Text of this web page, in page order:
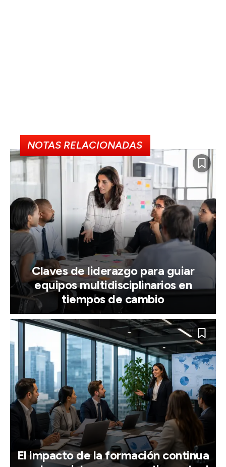
NOTAS RELACIONADAS
Claves de liderazgo para guiar
equipos multidisciplinarios en
tiempos de cambio
El impacto de la formación continua